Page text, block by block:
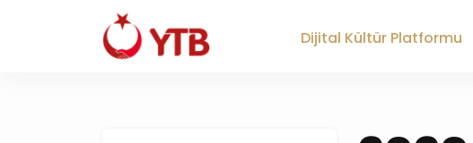
Dijital Kültür Platformu